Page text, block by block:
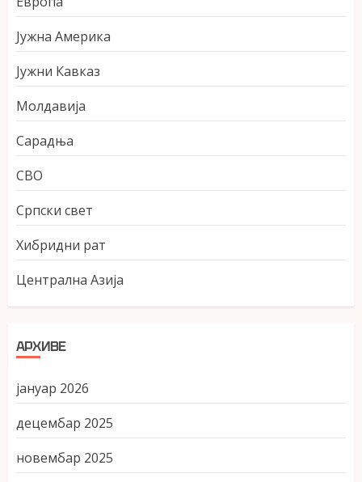
Јужна Америка
Јужни Кавказ
Молдавија
Сарадња
СВО
Српски свет
Хибридни рат
Централна Азија
АРХИВЕ
јануар 2026
децембар 2025
новембар 2025